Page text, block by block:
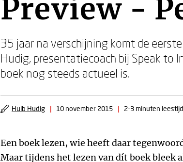
Preview -
35 jaar na verschijning komt de
Hudig, presentatiecoach bij Speak to
boek nog steeds actueel is.
Huib Hudig | 10 november 2015 | 2-3 minuten leestijd
Een boek lezen, wie heeft daar
Maar tijdens het lezen van dít boek bleek